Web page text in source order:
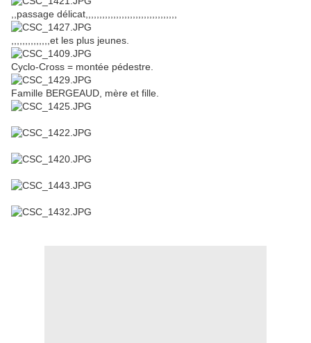
,,passage délicat,,,,,,,,,,,,,,,,,,,,,,,,,,,,,,,,,
,,,,,,,,,,,,,,et les plus jeunes.
Cyclo-Cross = montée pédestre.
Famille BERGEAUD, mère et fille.